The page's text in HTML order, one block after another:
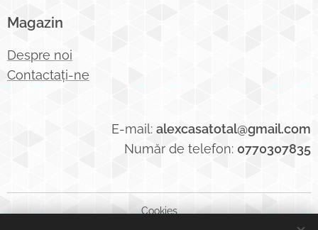
Magazin
Despre noi
Contactați-ne
E-mail: alexcasatotal@gmail.com
Număr de telefon: 0770307835
Cookies